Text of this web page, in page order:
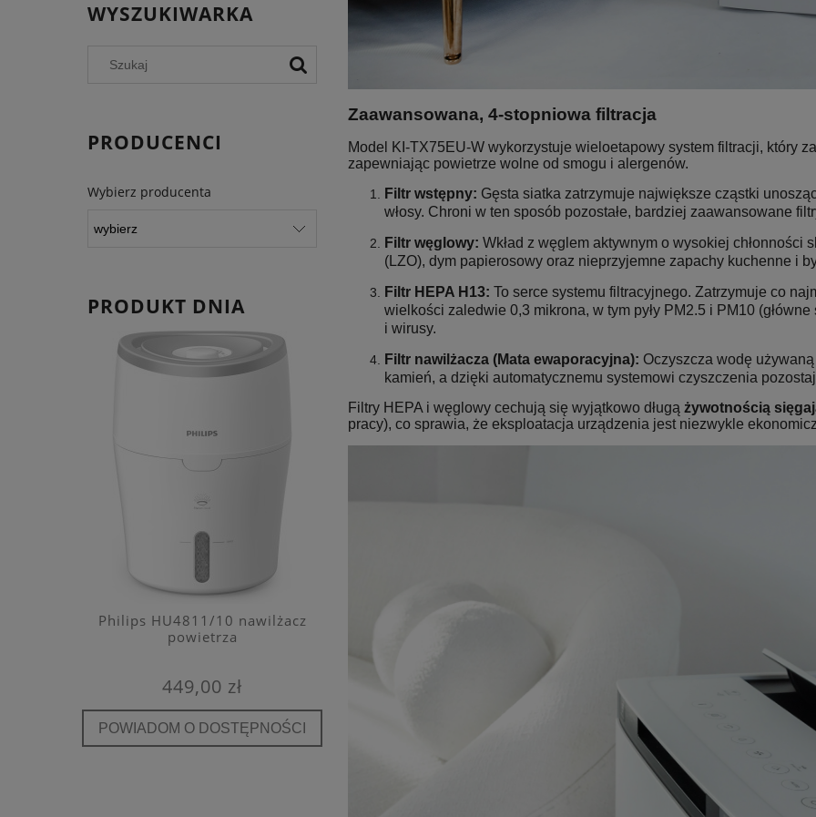
WYSZUKIWARKA
PRODUCENCI
Wybierz producenta
PRODUKT DNIA
Philips HU4811/10 nawilżacz
powietrza
449,00 zł
POWIADOM O DOSTĘPNOŚCI
725,00 zł
Zaawansowana, 4-stopniowa filtracja
Model KI-TX75EU-W wykorzystuje wieloetapowy system filtracji, który
zapewniając powietrze wolne od smogu i alergenów.
Filtr wstępny: Gęsta siatka zatrzymuje największe cząstki
włosy. Chroni w ten sposób pozostałe, bardziej zaawansowane
Filtr węglowy: Wkład z węglem aktywnym o wysokiej
(LZO), dym papierosowy oraz nieprzyjemne zapachy kuchenne i
Filtr HEPA H13: To serce systemu filtracyjnego. Zatrzymuje co
wielkości zaledwie 0,3 mikrona, w tym pyły PM2.5 i PM10
i wirusy.
Filtr nawilżacza (Mata ewaporacyjna): Oczyszcza wodę
kamień, a dzięki automatycznemu systemowi czyszczenia
Filtry HEPA i węglowy cechują się wyjątkowo długą żywotnością
pracy), co sprawia, że eksploatacja urządzenia jest niezwykle